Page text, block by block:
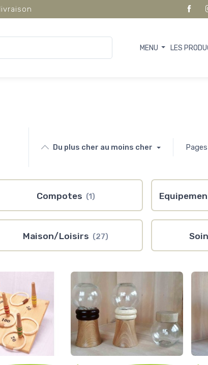
MENU LES
Du plus cher au moins cher
Compotes (1)
Maison/Loisirs (27)